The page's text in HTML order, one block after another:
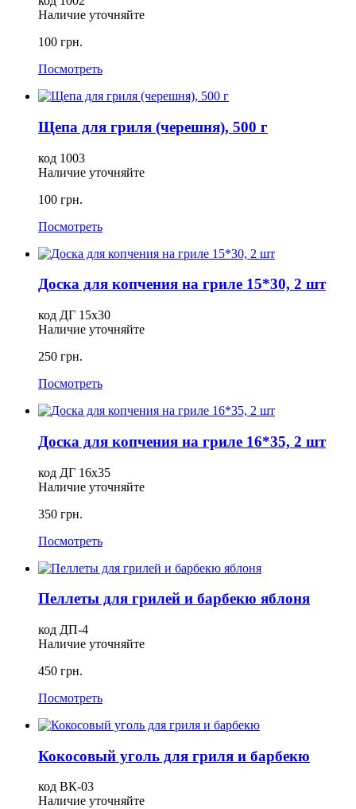
Наличие уточняйте
100 грн.
Посмотреть
Щепа для гриля (черешня), 500 г
код 1003
Наличие уточняйте
100 грн.
Посмотреть
Доска для копчения на гриле 15*30, 2 шт
код ДГ 15х30
Наличие уточняйте
250 грн.
Посмотреть
Доска для копчения на гриле 16*35, 2 шт
код ДГ 16х35
Наличие уточняйте
350 грн.
Посмотреть
Пеллеты для грилей и барбекю яблоня
код ДП-4
Наличие уточняйте
450 грн.
Посмотреть
Кокосовый уголь для гриля и барбекю
код ВК-03
Наличие уточняйте